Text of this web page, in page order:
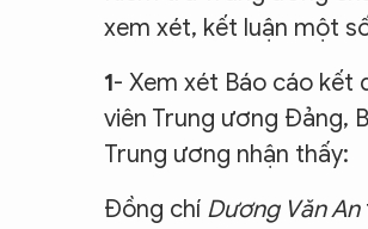
xem xét, kết luận một
1- Xem xét Báo cáo kết
viên Trung ương Đảng,
Trung ương nhận thấy:
Đồng chí Dương Văn An